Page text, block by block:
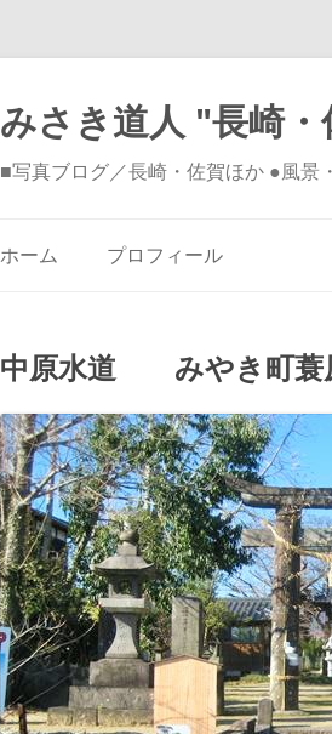
みさき道人 "長崎
■写真ブログ／長崎・佐賀ほか ●風景
ホーム プロフィール
中原水道 みやき町蓑